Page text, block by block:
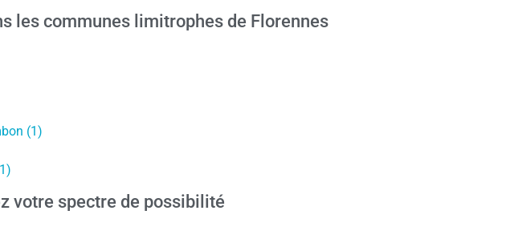
les communes limitrophes de Florennes
(1)
votre spectre de possibilité